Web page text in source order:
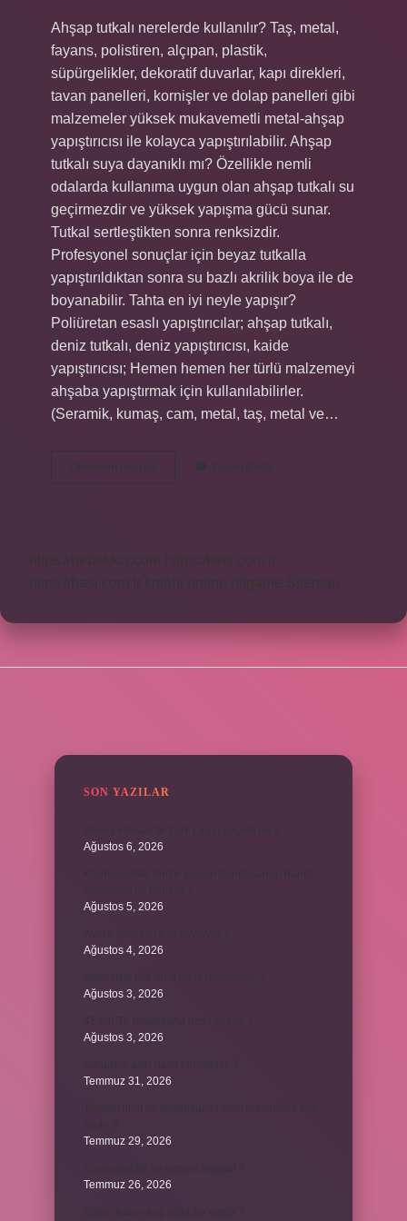
Ahşap tutkalı nerelerde kullanılır? Taş, metal,
fayans, polistiren, alçıpan, plastik,
süpürgelikler, dekoratif duvarlar, kapı direkleri,
tavan panelleri, kornişler ve dolap panelleri gibi
malzemeler yüksek mukavemetli metal-ahşap
yapıştırıcısı ile kolayca yapıştırılabilir. Ahşap
tutkalı suya dayanıklı mı? Özellikle nemli
odalarda kullanıma uygun olan ahşap tutkalı su
geçirmezdir ve yüksek yapışma gücü sunar.
Tutkal sertleştikten sonra renksizdir.
Profesyonel sonuçlar için beyaz tutkalla
yapıştırıldıktan sonra su bazlı akrilik boya ile de
boyanabilir. Tahta en iyi neyle yapışır?
Poliüretan esaslı yapıştırıcılar; ahşap tutkalı,
deniz tutkalı, deniz yapıştırıcısı, kaide
yapıştırıcısı; Hemen hemen her türlü malzemeyi
ahşaba yapıştırmak için kullanılabilirler.
(Seramik, kumaş, cam, metal, taş, metal ve…
Devamını okuyun
Tutkalı
Yorum Bırak
https://bebekkia.com
https://beis.com.tr
https://basi.com.tr
knight online nttgame Sitemap
SON YAZILAR
Ağustos 6, 2026
Ağustos 5, 2026
Ağustos 4, 2026
Ağustos 3, 2026
Ağustos 3, 2026
Temmuz 31, 2026
Temmuz 29, 2026
Temmuz 26, 2026